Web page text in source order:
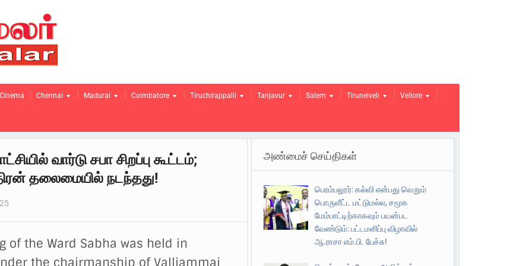
Cinema Chennai Madurai Coimbatore Tiruchirappalli Tanjavur Salem Tirunelveli Vellore
வார்டு சபா சிறப்பு கூட்டம்;
தலைமையில் நடந்தது!
of the Ward Sabha was held in
the chairmanship of Valliammai
அண்மைச் செய்திகள்
பெரம்பலூர்: கல்வி என்பது வெறும்
பொருளீட்ட மட்டுமல்ல, சமூக
மேம்பாட்டிற்காகவும் பயன்பட
வேண்டும்: பட்டமளிப்பு விழாவில்
ஆ.ராசா எம்.பி. பேச்சு!